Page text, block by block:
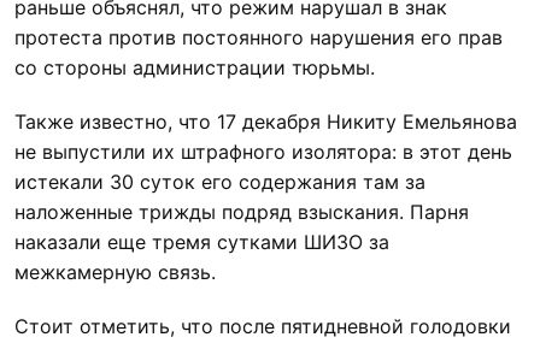
раньше объяснял, что режим нарушал в знак
протеста против постоянного нарушения его прав
со стороны администрации тюрьмы.
Также известно, что 17 декабря Никиту Емельянова
не выпустили их штрафного изолятора: в этот день
истекали 30 суток его содержания там за
наложенные трижды подряд взыскания. Парня
наказали еще тремя сутками ШИЗО за
межкамерную связь.
Стоит отметить, что после пятидневной голодовки